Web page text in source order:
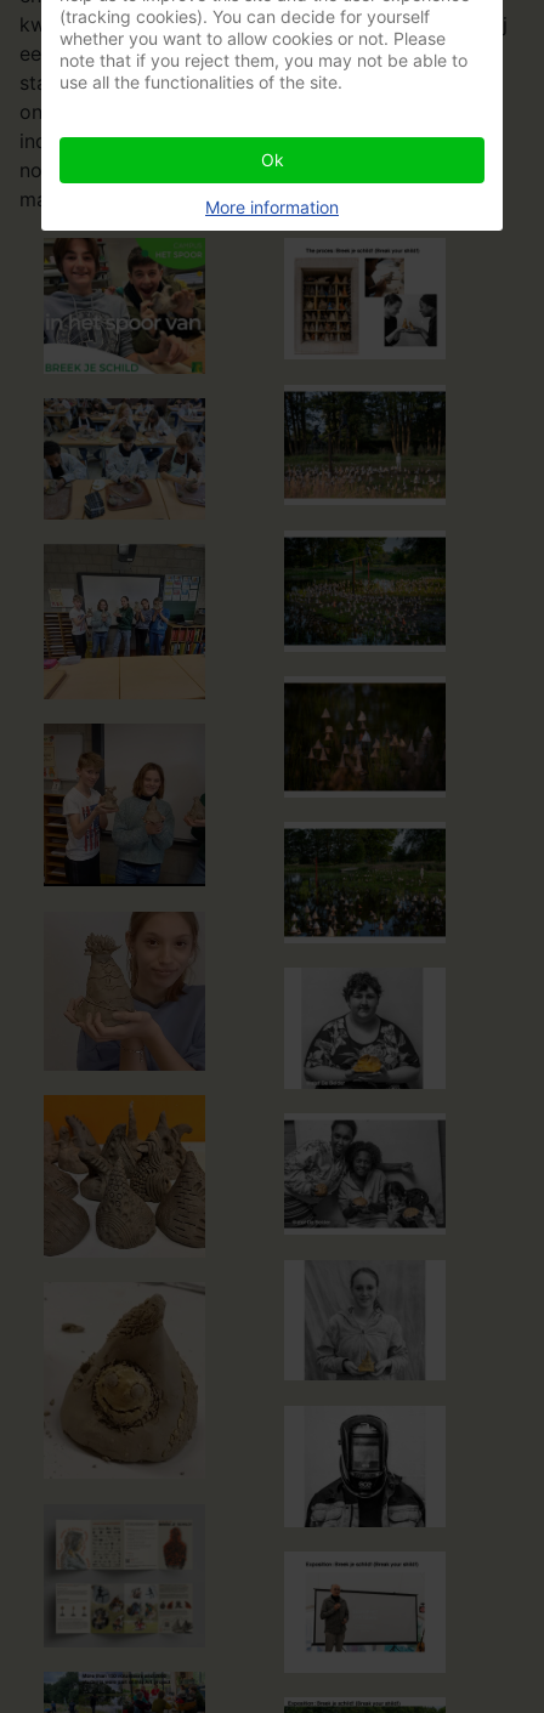
kwetsbaarheid als die van anderen. Kunst kan daarbij
een krachtig middel zijn om dit soort gesprekken te
starten en verandering te stimuleren." Haar woorden
onderstrepen de impact die kunst kan hebben op
individuen en gemeenschappen, door hen uit te
nodigen om zich open te stellen en verbindingen te
maken op een dieper, meer betekenisvol niveau.
(tracking cookies). You can decide for yourself
whether you want to allow cookies or not. Please
note that if you reject them, you may not be able to
use all the functionalities of the site.
Ok
More information